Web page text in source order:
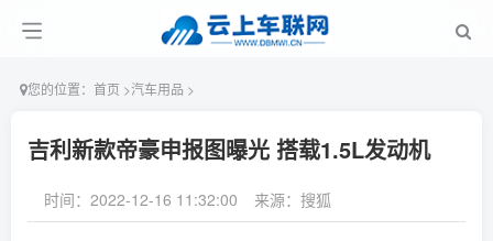
您的位置： 首页 >汽车用品 >
吉利新款帝豪申报图曝光 搭载1.5L发动机
时间：2022-12-16 11:32:00 来源：搜狐